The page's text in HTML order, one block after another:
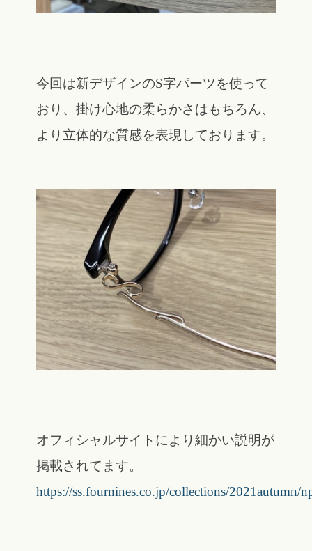
今回は新デザインのS字パーツを使って
おり、掛け心地の柔らかさはもちろん、
より立体的な質感を表現しております。
オフィシャルサイトにより細かい説明が
掲載されてます。
https://ss.fournines.co.jp/collections/2021autumn/